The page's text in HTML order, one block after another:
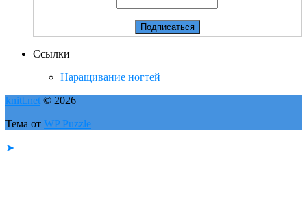
Ссылки
Наращивание ногтей
knitt.net © 2026
Тема от WP Puzzle
➤